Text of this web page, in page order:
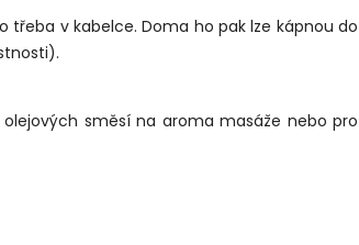
v kabelce. Doma ho pak lze kápnou do
směsí na aroma masáže nebo pro